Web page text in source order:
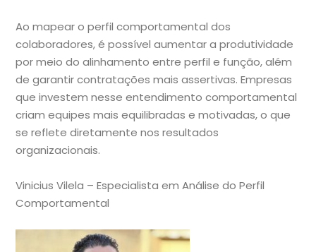
Ao mapear o perfil comportamental dos
colaboradores, é possível aumentar a produtividade
por meio do alinhamento entre perfil e função, além
de garantir contratações mais assertivas. Empresas
que investem nesse entendimento comportamental
criam equipes mais equilibradas e motivadas, o que
se reflete diretamente nos resultados
organizacionais.
Vinicius Vilela – Especialista em Análise do Perfil
Comportamental